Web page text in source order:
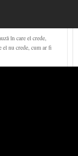
în care el crede,
el nu crede, cum ar fi